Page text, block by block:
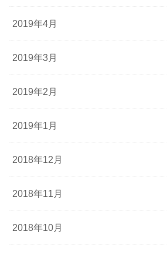
2019年4月
2019年3月
2019年2月
2019年1月
2018年12月
2018年11月
2018年10月